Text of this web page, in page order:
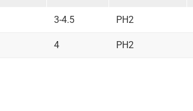
3-4.5 PH2
4 PH2